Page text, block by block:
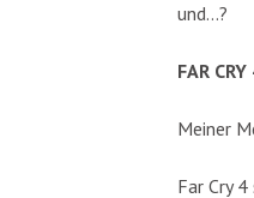
und…?
FAR CRY
Meiner
Far Cry